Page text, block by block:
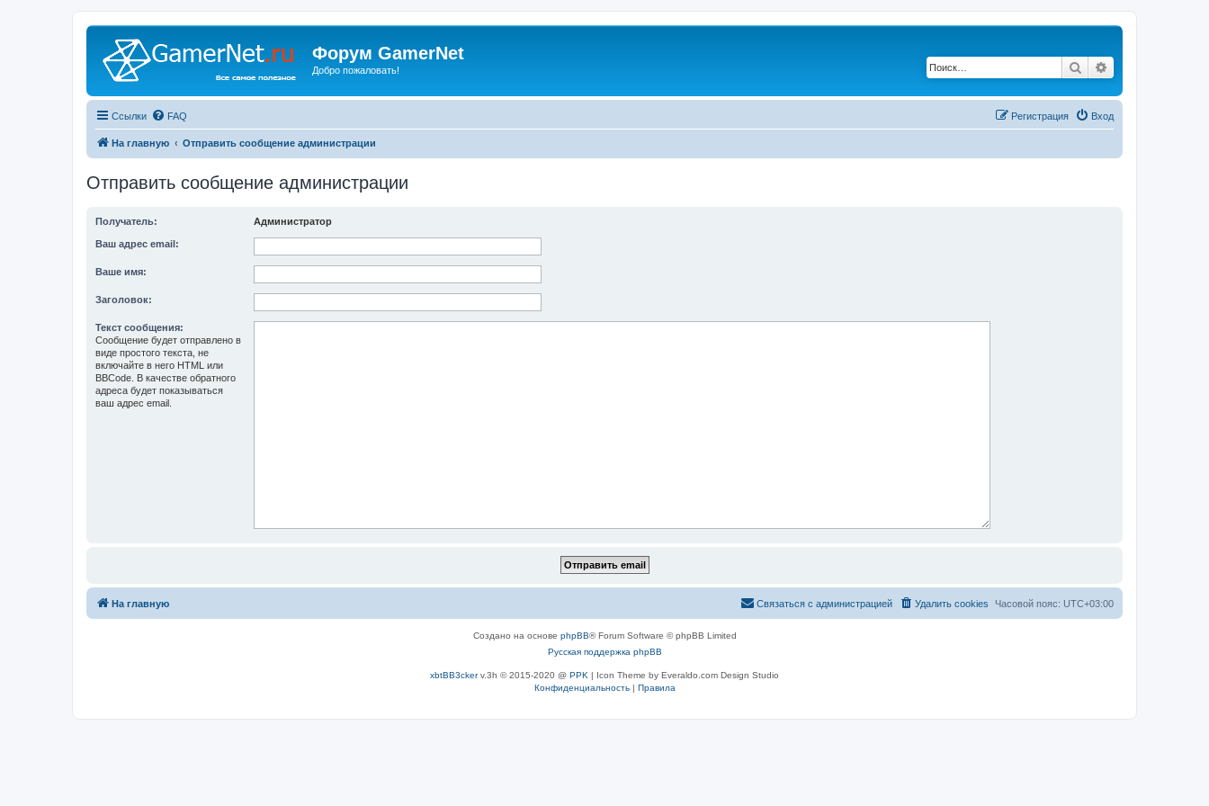
Форум GamerNet
Добро пожаловать! Поиск
Ссылки FAQ Вход
Регистрация
На главную Отправить сообщение администрации
Отправить сообщение администрации
Получатель: Администратор
Ваш адрес email:
Ваше имя:
Заголовок:
Текст сообщения:
Сообщение будет отправлено в
виде простого текста, не
включайте в него HTML или
BBCode. В качестве обратного
адреса будет показываться
ваш адрес email.
На главную Часовой пояс: UTC+03:00
Удалить cookies
Связаться с администрацией
Создано на основе phpBB® Forum Software © phpBB Limited
Русская поддержка phpBB
xbtBB3ckerv.3h © 2015-2020 @ PPK | Icon Theme by Everaldo.com Design Studio
Конфиденциальность| Правила